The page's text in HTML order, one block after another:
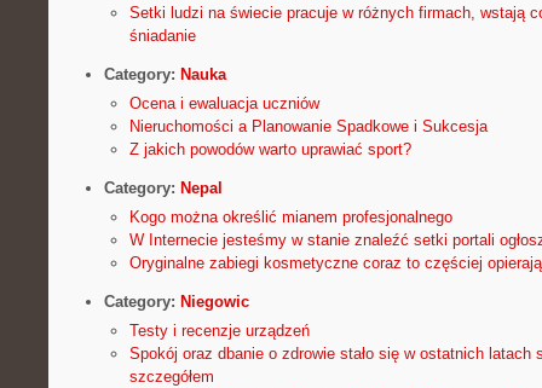
Setki ludzi na świecie pracuje w różnych firmach, wstają
śniadanie
Category: Nauka
Ocena i ewaluacja uczniów
Nieruchomości a Planowanie Spadkowe i Sukcesja
Z jakich powodów warto uprawiać sport?
Category: Nepal
Kogo można określić mianem profesjonalnego
W Internecie jesteśmy w stanie znaleźć setki portali
Oryginalne zabiegi kosmetyczne coraz to częściej
Category: Niegowic
Testy i recenzje urządzeń
Spokój oraz dbanie o zdrowie stało się w ostatnich latach
szczegółem